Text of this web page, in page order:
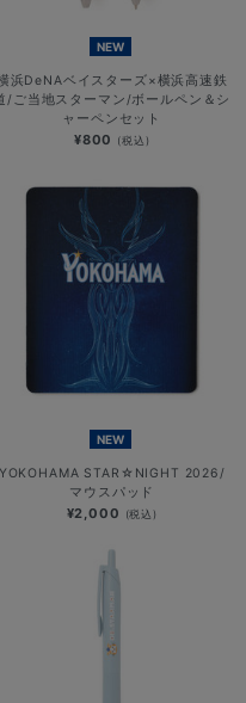
NEW
浜DeNAベイスターズ×横浜高速鉄
/ご当地スターマン/ボールペン＆シ
ャーペンセット
¥800 (税込)
NEW
YOKOHAMA STAR☆NIGHT 2026/
マウスパッド
¥2,000 (税込)